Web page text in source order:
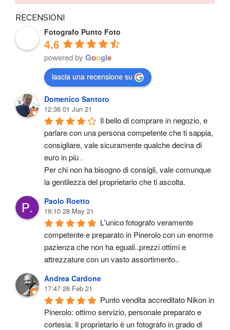
RECENSIONI
Fotografo Punto Foto
4.6
powered by Google
lascia una recensione su
Domenico Santoro
12:36 01 Jun 21
Il bello di comprare in negozio, e
parlare con una persona competente che ti sappia,
consigliare, vale sicuramente qualche decina di
euro in più .
Per chi non ha bisogno di consigli, vale comunque
la gentilezza del proprietario che ti ascolta.
Paolo Roetto
19:10 28 May 21
L'unico fotografo veramente
competente e preparato in Pinerolo con un enorme
pazienza che non ha eguali..prezzi ottimi e
attrezzature con un vasto assortimento..
Andrea Cardone
17:47 26 Feb 21
Punto vendita accreditato Nikon in
Pinerolo: ottimo servizio, personale preparato e
cortesia. Il proprietario è un fotografo in grado di